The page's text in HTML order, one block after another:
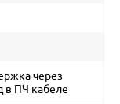
через
в ПЧ кабеле